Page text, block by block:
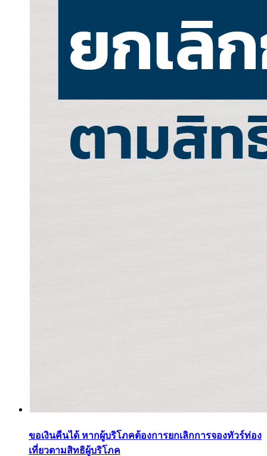
ขอเงินคืนได้ หากผู้บริโภคต้องการยกเลิกการจองทัวร์ท่อง
เที่ยวตามสิทธิผู้บริโภค